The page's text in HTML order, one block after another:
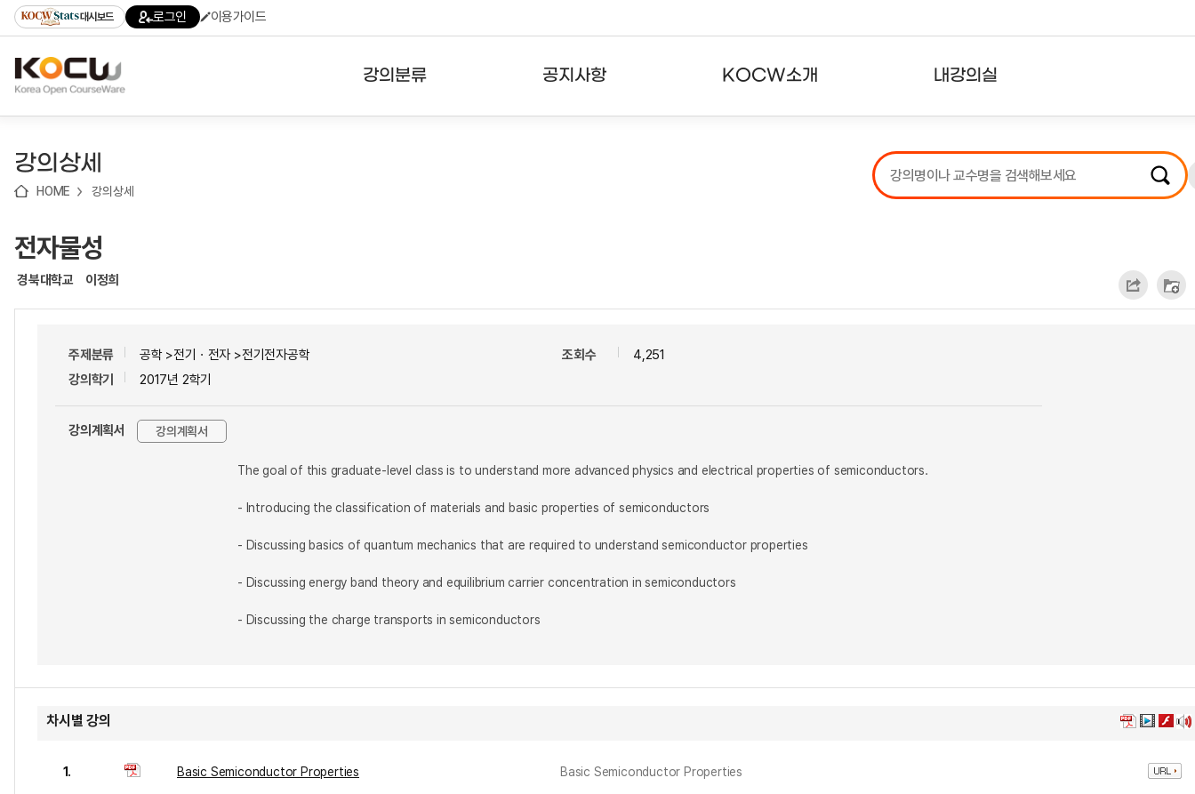
기
기
기
content)
가
대시보드 로그인 이용가이드
강의분류 공지사항 KOCW소개 내강의실
강의리스트
수강확인증강의
강의상세
HOME 강의상세
전자물성
경북대학교 이정희
주제분류
공학 >전기ㆍ전자 >전기전자공학
강의학기
2017년 2학기
조회수 4,251
강의계획서 강의계획서
The goal of this graduate-level class is to understand more advanced physics and electrical properties of semiconductors.
- Introducing the classification of materials and basic properties of semiconductors
- Discussing basics of quantum mechanics that are required to understand semiconductor properties
- Discussing energy band theory and equilibrium carrier concentration in semiconductors
- Discussing the charge transports in semiconductors
차시별 강의
1. Basic Semiconductor Properties Basic Semiconductor Properties